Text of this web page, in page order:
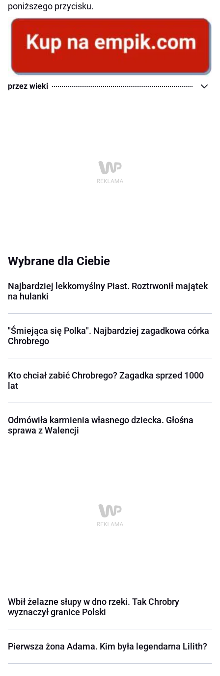
poniższego przycisku.
przez wieki
Wybrane dla Ciebie
Najbardziej lekkomyślny Piast. Roztrwonił majątek
na hulanki
"Śmiejąca się Polka". Najbardziej zagadkowa córka
Chrobrego
Kto chciał zabić Chrobrego? Zagadka sprzed 1000
lat
Odmówiła karmienia własnego dziecka. Głośna
sprawa z Walencji
Wbił żelazne słupy w dno rzeki. Tak Chrobry
wyznaczył granice Polski
Pierwsza żona Adama. Kim była legendarna Lilith?